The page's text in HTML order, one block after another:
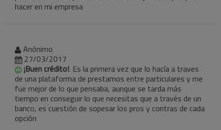
hacer en mi empresa
Anónimo
27/03/2017
¡Buen crédito!. Es la primera vez que lo hacía a traves
de una plataforma de prestamos entre particulares y me
fue mejor de lo que pensaba, aunque se tarda más
tiempo en conseguir lo que necesitas que a través de un
banco, es cuestión de sopesar los pros y contras de cada
opción